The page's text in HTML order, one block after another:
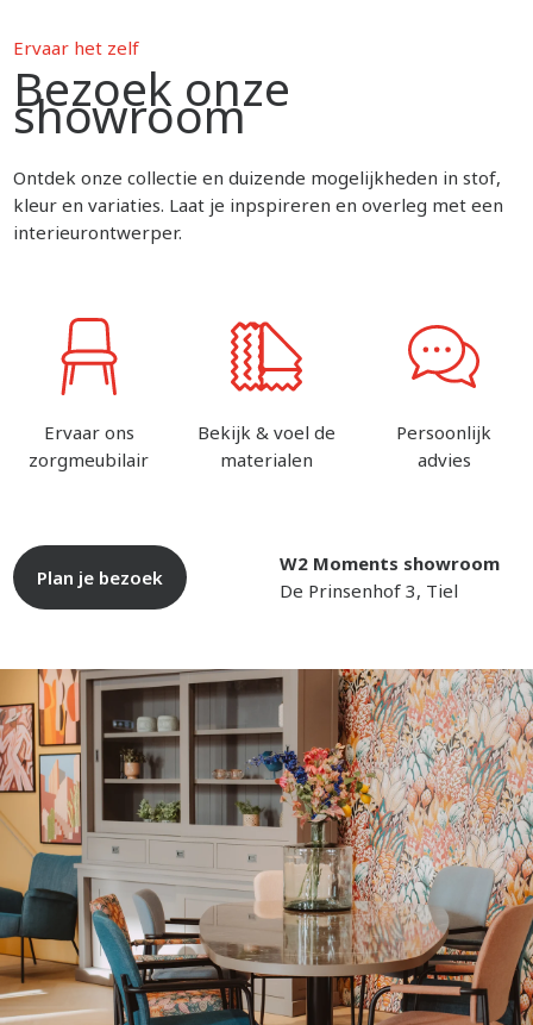
Ervaar het zelf
Bezoek onze
showroom
Ontdek onze collectie en duizende mogelijkheden in stof,
kleur en variaties. Laat je inpspireren en overleg met een
interieurontwerper.
Ervaar ons
zorgmeubilair
Bekijk & voel de
materialen
Persoonlijk
advies
Plan je bezoek
W2 Moments showroom
De Prinsenhof 3, Tiel